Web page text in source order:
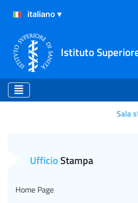
Istituto
Sala
UfficioStampa
Home Page